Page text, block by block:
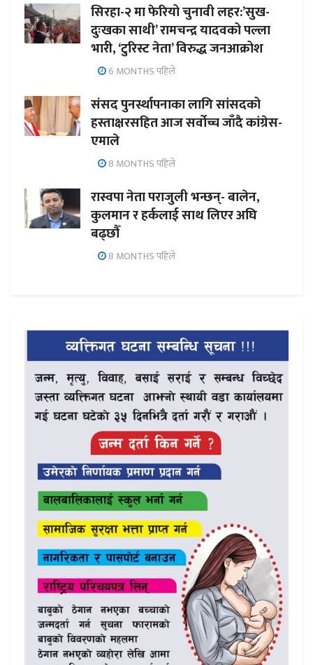
सिरहा-२ मा फेरियो चुनावी लहर:’सुख-
दुःखका साथी’ रामचन्द्र यादवको पल्ला
भारी, ‘टुरिस्ट नेता’ विरुद्ध जनआक्रोश
6 MONTHS पहिले
संसद पुनर्स्थापनाका लागि सांसदको
हस्ताक्षरसहित आज सर्वोच्च जाँदै कांग्रेस-
एमाले
8 MONTHS पहिले
रास्वपा नेता पराजुली भन्छन्- बालेन,
कुलमान र हर्कलाई साथ लिएर अघि
बढ्छौँ
8 MONTHS पहिले